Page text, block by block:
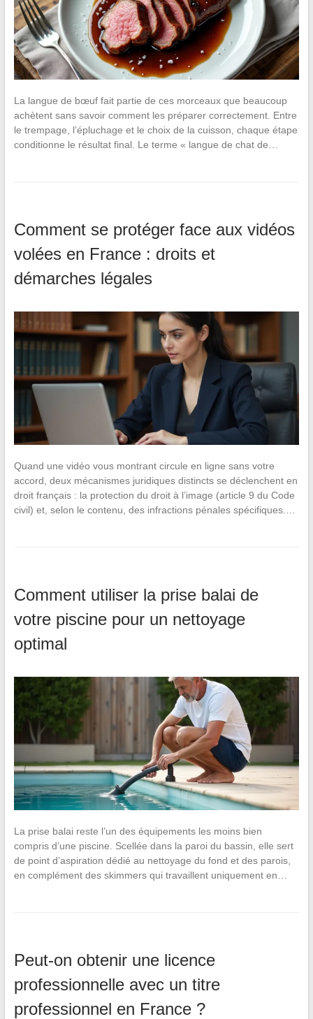
La langue de bœuf fait partie de ces morceaux que beaucoup
achètent sans savoir comment les préparer correctement. Entre
le trempage, l’épluchage et le choix de la cuisson, chaque étape
conditionne le résultat final. Le terme « langue de chat de…
Comment se protéger face aux vidéos
volées en France : droits et
démarches légales
Quand une vidéo vous montrant circule en ligne sans votre
accord, deux mécanismes juridiques distincts se déclenchent en
droit français : la protection du droit à l’image (article 9 du Code
civil) et, selon le contenu, des infractions pénales spécifiques.…
Comment utiliser la prise balai de
votre piscine pour un nettoyage
optimal
La prise balai reste l’un des équipements les moins bien
compris d’une piscine. Scellée dans la paroi du bassin, elle sert
de point d’aspiration dédié au nettoyage du fond et des parois,
en complément des skimmers qui travaillent uniquement en…
Peut-on obtenir une licence
professionnelle avec un titre
professionnel en France ?